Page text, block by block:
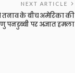
NEXT ARTICLE
तनाव के बीच अमेरिका की
पनडुब्बी पर अज्ञात हमला